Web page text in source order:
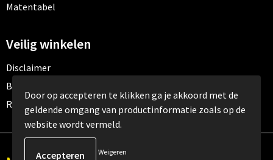
Matentabel
Veilig winkelen
Disclaimer
Betaalmethoden
Retourneren
Door op accepteren te klikken ga je akkoord met de
geldende omgang van productinformatie zoals op de
website wordt vermeld.
Weigeren